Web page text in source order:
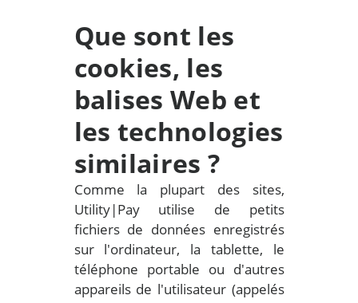
Que sont les
cookies, les
balises Web et
les technologies
similaires ?
Comme la plupart des sites,
Utility|Pay utilise de petits
fichiers de données enregistrés
sur l'ordinateur, la tablette, le
téléphone portable ou d'autres
appareils de l'utilisateur (appelés